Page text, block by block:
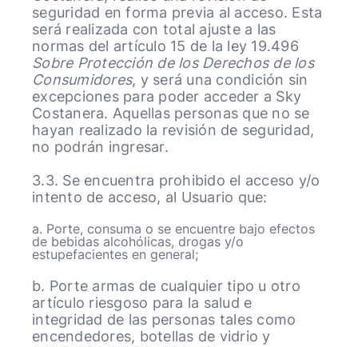
seguridad en forma previa al acceso. Esta
será realizada con total ajuste a las
normas del artículo 15 de la ley 19.496
Sobre Protección de los Derechos de los
Consumidores, y será una condición sin
excepciones para poder acceder a Sky
Costanera. Aquellas personas que no se
hayan realizado la revisión de seguridad,
no podrán ingresar.
3.3. Se encuentra prohibido el acceso y/o
intento de acceso, al Usuario que:
a. Porte, consuma o se encuentre bajo efectos
de bebidas alcohólicas, drogas y/o
estupefacientes en general;
b. Porte armas de cualquier tipo u otro
artículo riesgoso para la salud e
integridad de las personas tales como
encendedores, botellas de vidrio y